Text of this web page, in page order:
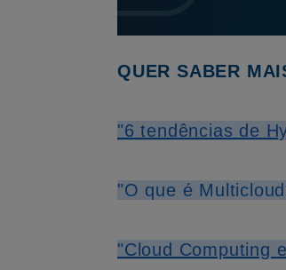
QUER SABER
"6 tendências de
"O que é
"Cloud Computing